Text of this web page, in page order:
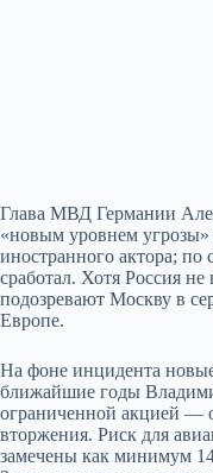
Глава МВД Германии
«новым уровнем
иностранного актора;
сработал. Хотя Россия
подозревают Москву в
Европе.
На фоне инцидента
ближайшие годы
ограниченной акцией —
вторжения. Риск для
замечены как минимум